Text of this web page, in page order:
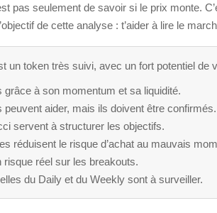
pas seulement de savoir si le prix monte.
de cette analyse : t’aider à lire le
un token très suivi, avec un fort potentiel
grâce à son momentum et sa liquidité.
peuvent aider, mais ils doivent être confirmés.
servent à structurer les objectifs.
réduisent le risque d’achat au mauvais
réel sur les breakouts.
du Daily et du Weekly sont à surveiller.